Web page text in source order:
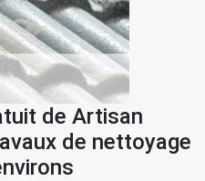
de Artisan
de nettoyage